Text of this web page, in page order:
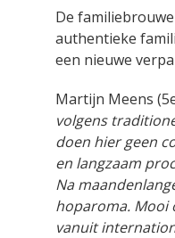
De
authentieke
een nieuwe
Martijn Meens
volgens
doen hier geen
en langzaam
Na
hoparoma. Mooi
vanuit